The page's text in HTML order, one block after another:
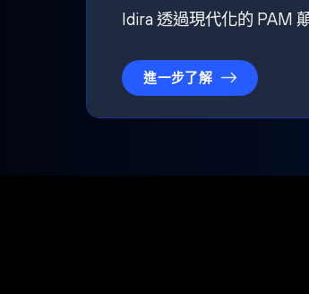
Idira 透過現代化的 PAM
進一步了解